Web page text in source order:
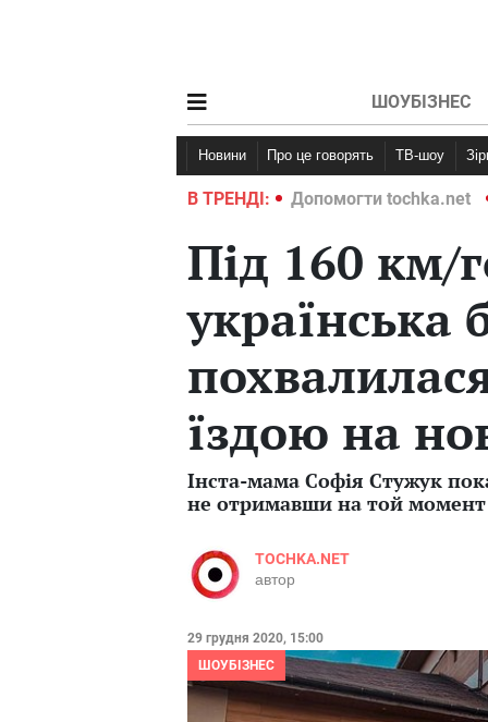
ШОУБІЗНЕС
Новини Про це говорять ТВ-шоу
В ТРЕНДІ:
Війна в Україні 2022 Допомогти tochka.net
Під 160 км/
українська
їздою на
Інста-мама Софія Стужук
не отримавши на той момент
TOCHKA.NET
автор
29 грудня 2020, 15:00
ШОУБІЗНЕС